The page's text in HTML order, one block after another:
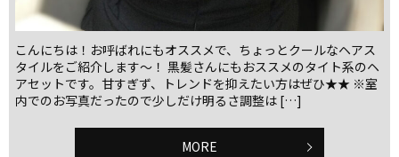
こんにちは！お呼ばれにもオススメで、ちょっとクールなヘアス
タイルをご紹介します～！ 黒髪さんにもおススメのタイト系のヘ
アセットです。甘すぎず、トレンドを抑えたい方はぜひ★★ ※室
内でのお写真だったので少しだけ明るさ調整は […]
MORE